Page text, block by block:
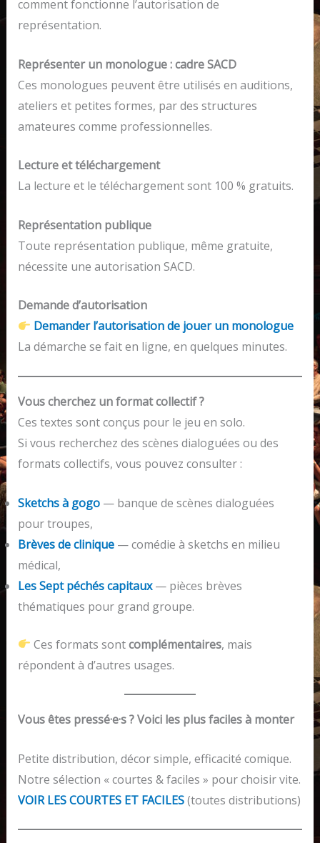
comment fonctionne l’autorisation de
représentation.
Représenter un monologue : cadre SACD
Ces monologues peuvent être utilisés en auditions,
ateliers et petites formes, par des structures
amateures comme professionnelles.
Lecture et téléchargement
La lecture et le téléchargement sont 100 % gratuits.
Représentation publique
Toute représentation publique, même gratuite,
nécessite une autorisation SACD.
Demande d’autorisation
Demander l’autorisation de jouer un monologue
La démarche se fait en ligne, en quelques minutes.
Vous cherchez un format collectif ?
Ces textes sont conçus pour le jeu en solo.
Si vous recherchez des scènes dialoguées ou des
formats collectifs, vous pouvez consulter :
Sketchs à gogo— banque de scènes dialoguées
pour troupes,
Brèves de clinique— comédie à sketchs en milieu
médical,
Les Sept péchés capitaux— pièces brèves
thématiques pour grand groupe.
Ces formats sontcomplémentaires, mais
répondent à d’autres usages.
Vous êtes pressé·e·s ? Voici les plus faciles à monter
Petite distribution, décor simple, efficacité comique.
Notre sélection « courtes & faciles » pour choisir vite.
VOIR LES COURTES ET FACILES(toutes distributions)